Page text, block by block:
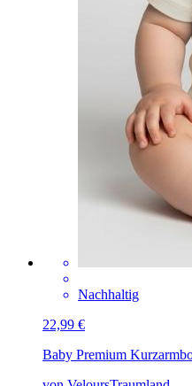
Nachhaltig
22,99 €
Baby Premium